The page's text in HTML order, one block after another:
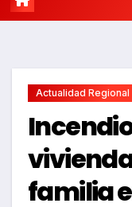
Actualidad Regional
familia